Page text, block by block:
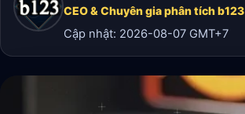
CEO & Chuyên gia phân tích b123
Cập nhật: 2026-08-07 GMT+7